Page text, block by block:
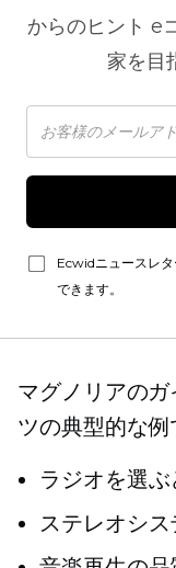
からのヒント e
家を目
Ecwidニュースレ
できます。
マグノリアのガ
ツの典型的な
ラジオを選
ステレオシ